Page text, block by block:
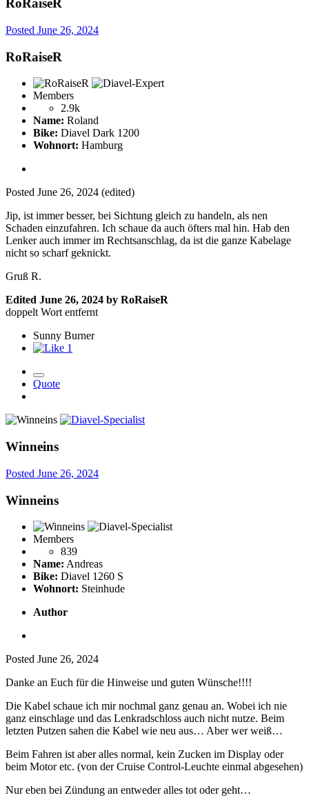
RoRaiseR
Posted June 26, 2024
RoRaiseR
Members
2.9k
Name: Roland
Bike: Diavel Dark 1200
Wohnort: Hamburg
Posted June 26, 2024 (edited)
Jip, ist immer besser, bei Sichtung gleich zu handeln, als nen
Schaden einzufahren. Ich schaue da auch öfters mal hin. Hab den
Lenker auch immer im Rechtsanschlag, da ist die ganze Kabelage
nicht so scharf geknickt.
Gruß R.
Edited June 26, 2024 by RoRaiseR
doppelt Wort entfernt
Sunny Burner
1
Quote
Winneins
Posted June 26, 2024
Winneins
Members
839
Name: Andreas
Bike: Diavel 1260 S
Wohnort: Steinhude
Author
Posted June 26, 2024
Danke an Euch für die Hinweise und guten Wünsche!!!!
Die Kabel schaue ich mir nochmal ganz genau an. Wobei ich nie
ganz einschlage und das Lenkradschloss auch nicht nutze. Beim
letzten Putzen sahen die Kabel wie neu aus… Aber wer weiß…
Beim Fahren ist aber alles normal, kein Zucken im Display oder
beim Motor etc. (von der Cruise Control-Leuchte einmal abgesehen)
Nur eben bei Zündung an entweder alles tot oder geht…